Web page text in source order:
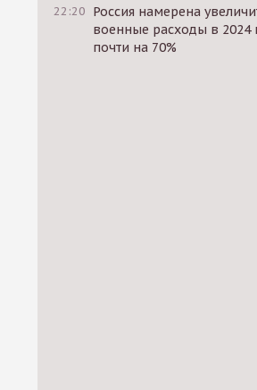
22:20 Россия намерена
военные расходы в 2024
почти на 70%